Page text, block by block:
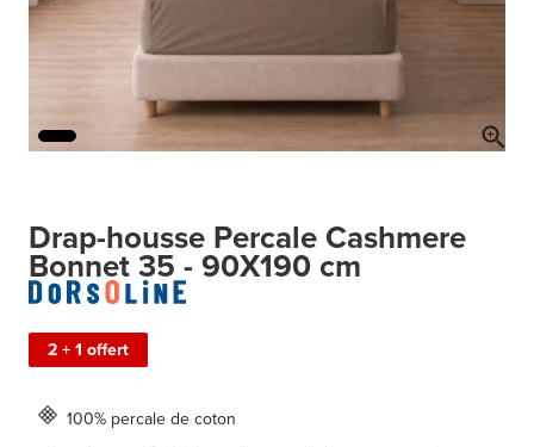
Drap-housse Percale Cashmere
Bonnet 35 - 90X190 cm
2 + 1 offert
100% percale de coton